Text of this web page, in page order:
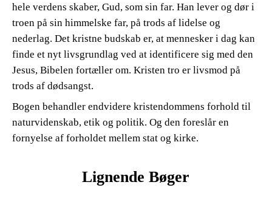
hele verdens skaber, Gud, som sin far. Han lever og dør i
troen på sin himmelske far, på trods af lidelse og
nederlag. Det kristne budskab er, at mennesker i dag kan
finde et nyt livsgrundlag ved at identificere sig med den
Jesus, Bibelen fortæller om. Kristen tro er livsmod på
trods af dødsangst.
Bogen behandler endvidere kristendommens forhold til
naturvidenskab, etik og politik. Og den foreslår en
fornyelse af forholdet mellem stat og kirke.
Lignende Bøger